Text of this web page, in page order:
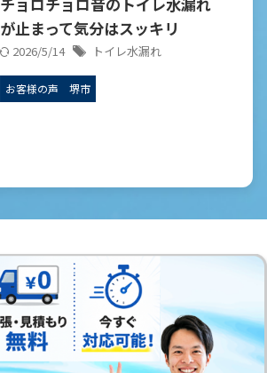
が止まって気分はスッキリ
2026/5/14 トイレ水漏れ
お客様の声 堺市